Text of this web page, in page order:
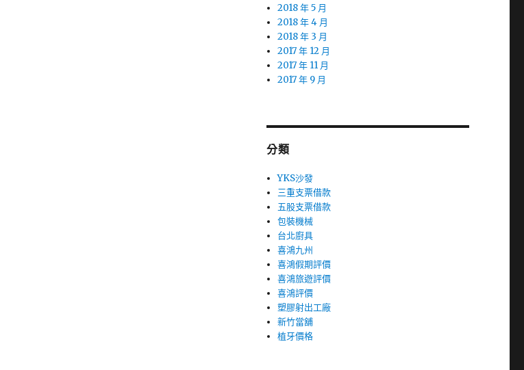
2018 年 5 月
2018 年 4 月
2018 年 3 月
2017 年 12 月
2017 年 11 月
2017 年 9 月
分類
YKS沙發
三重支票借款
五股支票借款
包裝機械
台北廚具
喜鴻九州
喜鴻假期評價
喜鴻旅遊評價
喜鴻評價
塑膠射出工廠
新竹當舖
植牙價格